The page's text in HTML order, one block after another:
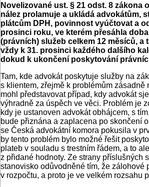
Novelizované ust. § 21 odst. 8 zákona
nález prolamuje a ukládá advokátům,
plátcům DPH, povinnost vyúčtovat a
prosinci roku, ve kterém přesáhla
(právních) služeb celkem 12 měsíců, a
vždy k 31. prosinci každého dalšího
dokud k ukončení poskytování
Tam, kde advokát poskytuje služby na
s klientem, zřejmě k problémům zásadně
mohl představovat případ, kdy advokát
výhradně za úspěch ve věci. Problém je
kdy je ustanoven advokát obhájcem, s
bude přiznána a zaplacena po skončení
se Česká advokátní komora pokusila v
by tento problém bylo možné řešit
plateb v souladu s trestním řádem, a to
z přidané hodnoty. Ze strany příslušných
stanovisko odůvodněné tím, že zálohové
v rozpočtu, a proto je ve velkém rozsahu